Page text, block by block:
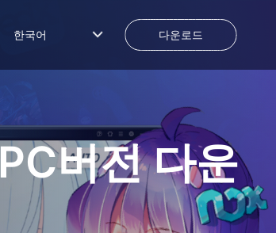
한국어 다운로드
PC버전 다운